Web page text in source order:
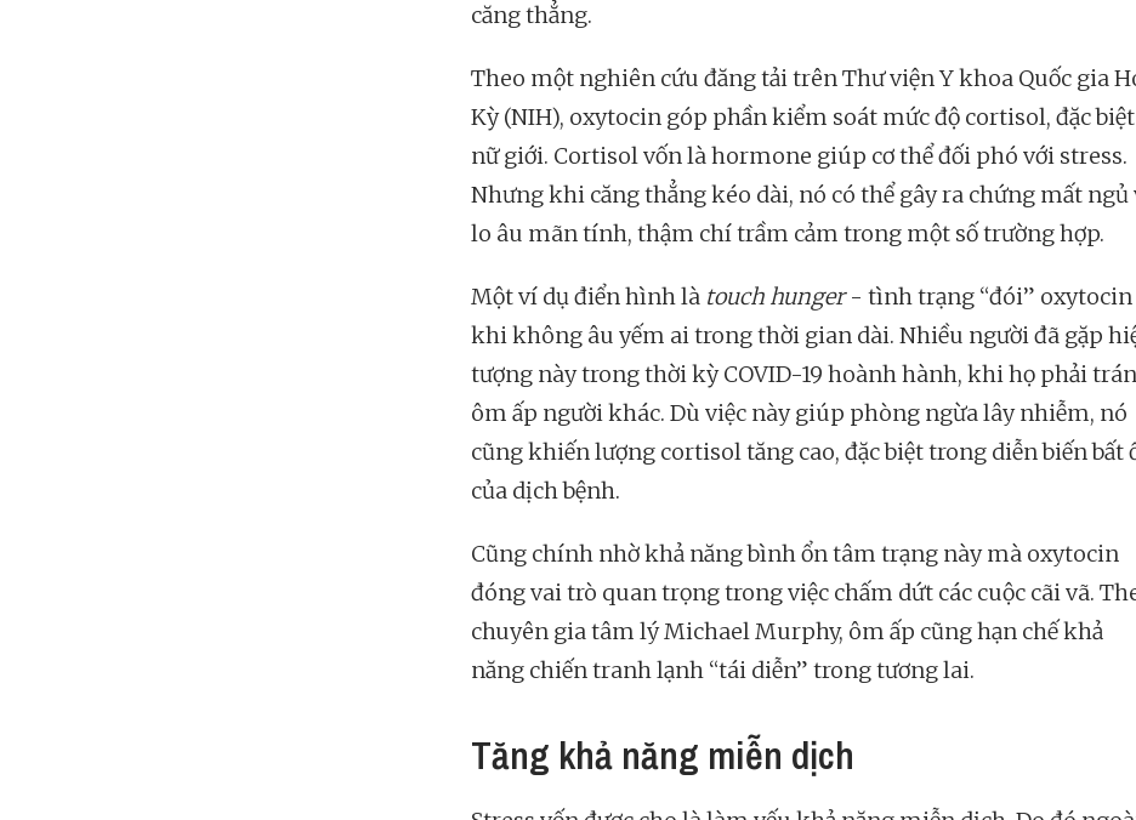
căng thẳng.
Theo một nghiên cứu đăng tải trên Thư viện Y khoa Quốc gia
Kỳ (NIH), oxytocin góp phần kiểm soát mức độ cortisol, đặc
nữ giới. Cortisol vốn là hormone giúp cơ thể đối phó với stress.
Nhưng khi căng thẳng kéo dài, nó có thể gây ra chứng mất ngủ
lo âu mãn tính, thậm chí trầm cảm trong một số trường hợp.
Một ví dụ điển hình là touch hunger- tình trạng “đói” oxytocin
khi không âu yếm ai trong thời gian dài. Nhiều người đã gặp
tượng này trong thời kỳ COVID-19 hoành hành, khi họ phải
ôm ấp người khác. Dù việc này giúp phòng ngừa lây nhiễm, nó
cũng khiến lượng cortisol tăng cao, đặc biệt trong diễn biến bất
của dịch bệnh.
Cũng chính nhờ khả năng bình ổn tâm trạng này mà oxytocin
đóng vai trò quan trọng trong việc chấm dứt các cuộc cãi vã.
chuyên gia tâm lý Michael Murphy, ôm ấp cũng hạn chế khả
năng chiến tranh lạnh “tái diễn” trong tương lai.
Tăng khả năng miễn dịch